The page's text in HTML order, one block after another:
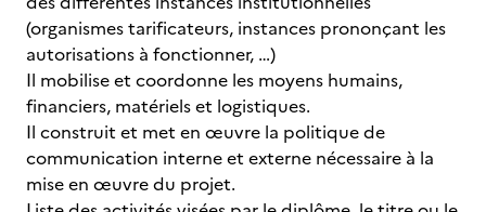
(organismes tarificateurs, instances prononçant les
autorisations à fonctionner, …)
Il mobilise et coordonne les moyens humains,
financiers, matériels et logistiques.
Il construit et met en œuvre la politique de
communication interne et externe nécessaire à la
mise en œuvre du projet.